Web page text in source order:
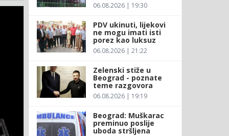
06.08.2026 | 19:30
PDV ukinuti, lijekovi
ne mogu imati isti
porez kao luksuz
06.08.2026 | 21:22
Zelenski stiže u
Beograd - poznate
teme razgovora
06.08.2026 | 19:19
Beograd: Muškarac
preminuo poslije
uboda stršljena